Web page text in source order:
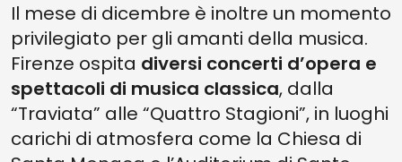
Il mese di dicembre è inoltre un momento
privilegiato per gli amanti della musica.
Firenze ospita diversi concerti d’opera e
spettacoli di musica classica, dalla
“Traviata” alle “Quattro Stagioni”, in luoghi
carichi di atmosfera come la Chiesa di